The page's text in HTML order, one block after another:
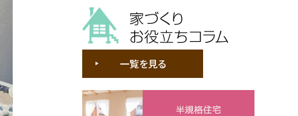
家づくりお役立ちコラム
一覧を見る